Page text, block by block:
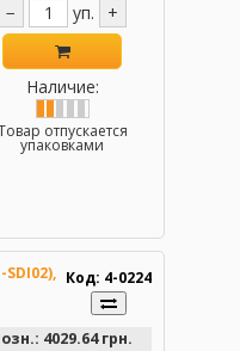
−
уп. +
Наличие:
отпускается
упаковками
Код: 4-0224
4029.64 грн.